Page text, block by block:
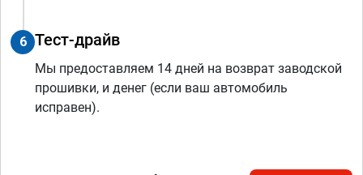
6 Тест-драйв
Мы предоставляем 14 дней на возврат заводской
прошивки, и денег (если ваш автомобиль
исправен).